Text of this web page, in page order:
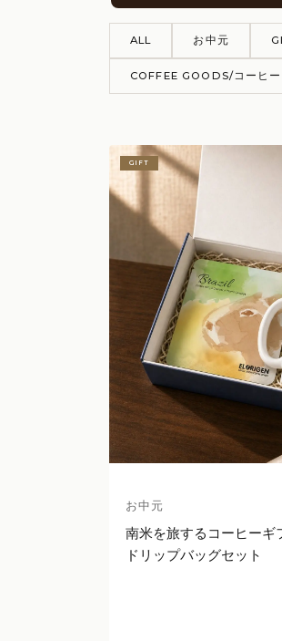
ALL お中元
COFFEE GOODS/コーヒ
GIFT
お中元
南米を旅するコーヒーギ
ドリップバッグセット